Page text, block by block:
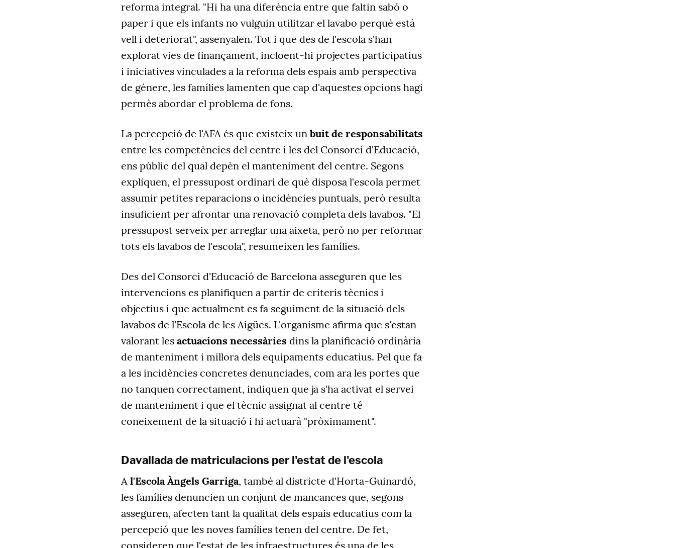
reforma integral. "Hi ha una diferència entre que faltin sabó o
paper i que els infants no vulguin utilitzar el lavabo perquè està
vell i deteriorat", assenyalen. Tot i que des de l'escola s'han
explorat vies de finançament, incloent-hi projectes participatius
i iniciatives vinculades a la reforma dels espais amb perspectiva
de gènere, les famílies lamenten que cap d'aquestes opcions hagi
permès abordar el problema de fons.
La percepció de l'AFA és que existeix un buit de responsabilitats
entre les competències del centre i les del Consorci d'Educació,
ens públic del qual depèn el manteniment del centre. Segons
expliquen, el pressupost ordinari de què disposa l'escola permet
assumir petites reparacions o incidències puntuals, però resulta
insuficient per afrontar una renovació completa dels lavabos. "El
pressupost serveix per arreglar una aixeta, però no per reformar
tots els lavabos de l'escola", resumeixen les famílies.
Des del Consorci d'Educació de Barcelona asseguren que les
intervencions es planifiquen a partir de criteris tècnics i
objectius i que actualment es fa seguiment de la situació dels
lavabos de l'Escola de les Aigües. L'organisme afirma que s'estan
valorant les actuacions necessàries dins la planificació ordinària
de manteniment i millora dels equipaments educatius. Pel que fa
a les incidències concretes denunciades, com ara les portes que
no tanquen correctament, indiquen que ja s'ha activat el servei
de manteniment i que el tècnic assignat al centre té
coneixement de la situació i hi actuarà "pròximament".
Davallada de matriculacions per l'estat de l'escola
A l'Escola Àngels Garriga, també al districte d'Horta-Guinardó,
les famílies denuncien un conjunt de mancances que, segons
asseguren, afecten tant la qualitat dels espais educatius com la
percepció que les noves famílies tenen del centre. De fet,
consideren que l'estat de les infraestructures és una de les